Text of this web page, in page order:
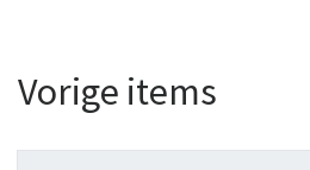
Vorige items